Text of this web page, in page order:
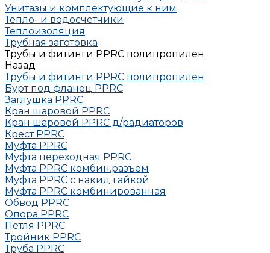
Унитазы и комплектующие к ним
Тепло- и водосчетчики
Теплоизоляция
Трубная заготовка
Трубы и фитинги PPRC полипропилен
Назад
Трубы и фитинги PPRC полипропилен
Бурт под фланец РРRC
Заглушка РРRC
Кран шаровой PPRC
Кран шаровой PPRC д/радиаторов
Крест PPRC
Муфта PPRC
Муфта переходная PPRC
Муфта РРRC комбин.разъем
Муфта PPRC с накид гайкой
Муфта РРRC комбинированная
Обвод РРRC
Опора РРRC
Петля РРRC
Тройник РРRC
Труба РРRC